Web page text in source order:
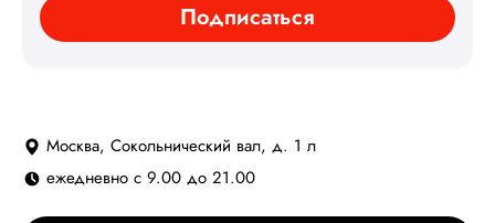
Подписаться
Москва, Сокольнический вал, д. 1 л
ежедневно с 9.00 до 21.00